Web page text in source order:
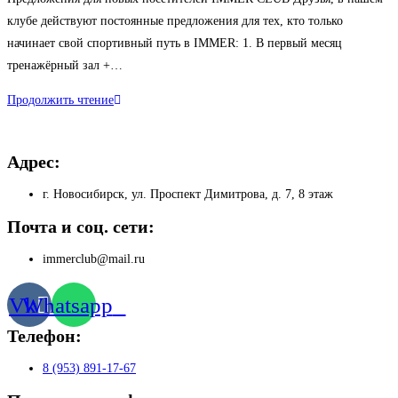
клубе действуют постоянные предложения для тех, кто только
начинает свой спортивный путь в IMMER: 1. В первый месяц
тренажёрный зал +…
Продолжить чтениеПостоянные
Адрес:
г. Новосибирск, ул. Проспект Димитрова, д. 7, 8 этаж
Почта и соц. сети:
immerclub@mail.ru
VkWhatsapp
Телефон:
8 (953) 891-17-67